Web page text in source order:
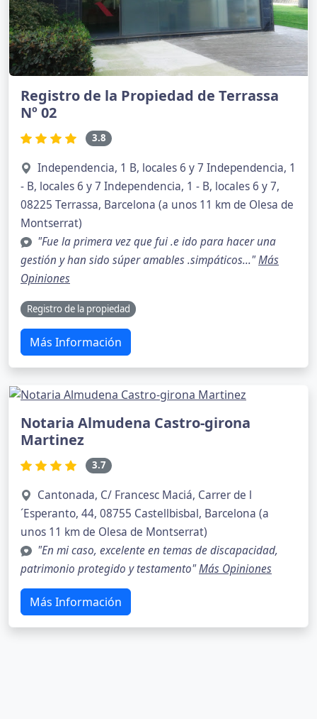
Registro de la Propiedad de Terrassa
Nº 02
3.8
Independencia, 1 B, locales 6 y 7 Independencia, 1
- B, locales 6 y 7 Independencia, 1 - B, locales 6 y 7,
08225 Terrassa, Barcelona (a unos 11 km de Olesa de
Montserrat)
"Fue la primera vez que fui .e ido para hacer una
gestión y han sido súper amables .simpáticos..."Más
Opiniones
Registro de la propiedad
Más Información
Notaria Almudena Castro-girona
Martinez
3.7
Cantonada, C/ Francesc Maciá, Carrer de l
´Esperanto, 44, 08755 Castellbisbal, Barcelona (a
unos 11 km de Olesa de Montserrat)
"En mi caso, excelente en temas de discapacidad,
patrimonio protegido y testamento"Más Opiniones
Más Información